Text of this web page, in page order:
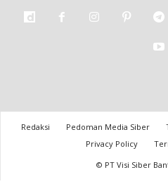
Redaksi Pedoman Media Siber
Privacy Policy
© PT Visi Siber